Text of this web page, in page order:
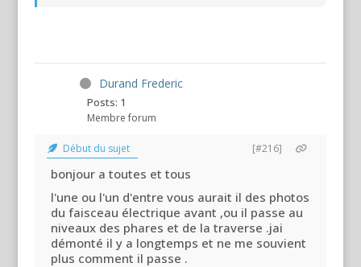
Durand Frederic
Posts: 1
Membre forum
Début du sujet [#216]
bonjour a toutes et tous
l'une ou l'un d'entre vous aurait il des photos
du faisceau électrique avant ,ou il passe au
niveaux des phares et de la traverse .jai
démonté il y a longtemps et ne me souvient
plus comment il passe .